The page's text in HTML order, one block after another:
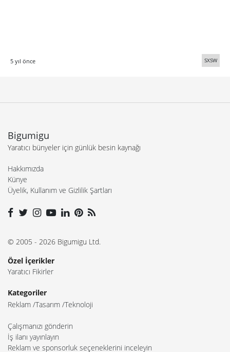
5 yıl önce SXSW
Bigumigu
Yaratıcı bünyeler için günlük besin kaynağı
Hakkımızda
Künye
Üyelik, Kullanım ve Gizlilik Şartları
© 2005 - 2026 Bigumigu Ltd.
Özel İçerikler
Yaratıcı Fikirler
Kategoriler
Reklam Tasarım Teknoloji
Çalışmanızı gönderin
İş ilanı yayınlayın
Reklam ve sponsorluk seçeneklerini inceleyin